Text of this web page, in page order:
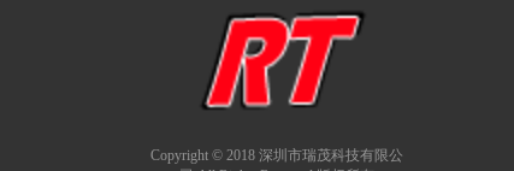
Copyright © 2018 深圳市瑞茂科技有限公